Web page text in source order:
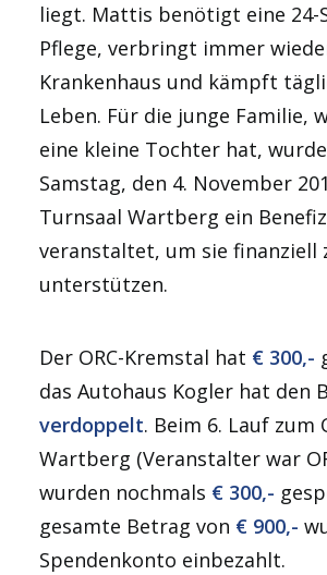
liegt. Mattis benötigt eine 24-
Pflege, verbringt immer
Krankenhaus und kämpft
Leben. Für die junge Familie,
eine kleine Tochter hat,
Samstag, den 4. November
Turnsaal Wartberg ein
veranstaltet, um sie finanziell
unterstützen.
Der ORC-Kremstal hat € 300,-
das Autohaus Kogler hat den
verdoppelt. Beim 6. Lauf zum
Wartberg (Veranstalter war
wurden nochmals € 300,-
gesamte Betrag von € 900,-
Spendenkonto einbezahlt.